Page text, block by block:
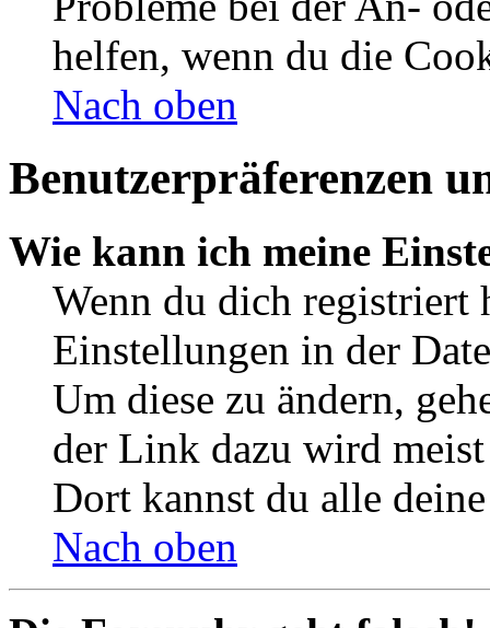
helfen, wenn du die
Nach oben
Benutzerpräferenzen
Wie kann ich meine
Wenn du dich registriert
Einstellungen in der
Um diese zu ändern,
der Link dazu wird
Dort kannst du alle
Nach oben